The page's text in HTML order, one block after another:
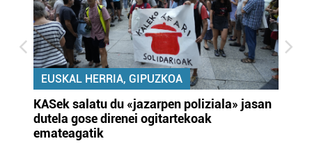
EUSKAL HERRIA, GIPUZKOA
KASek salatu du «jazarpen poliziala» jasan
dutela gose direnei ogitartekoak
emateagatik